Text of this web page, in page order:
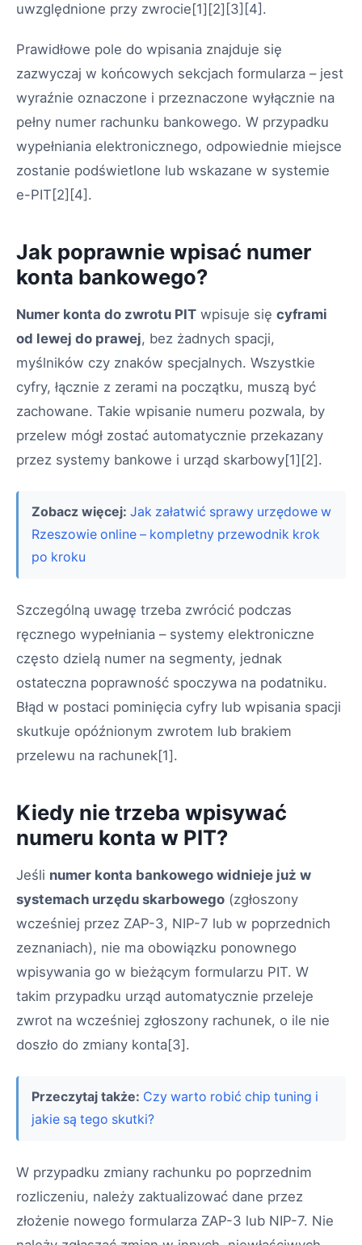
uwzględnione przy zwrocie[1][2][3][4].
Prawidłowe pole do wpisania znajduje się
zazwyczaj w końcowych sekcjach formularza – jest
wyraźnie oznaczone i przeznaczone wyłącznie na
pełny numer rachunku bankowego. W przypadku
wypełniania elektronicznego, odpowiednie miejsce
zostanie podświetlone lub wskazane w systemie
e-PIT[2][4].
Jak poprawnie wpisać numer
konta bankowego?
Numer konta do zwrotu PIT wpisuje się cyframi
od lewej do prawej, bez żadnych spacji,
myślników czy znaków specjalnych. Wszystkie
cyfry, łącznie z zerami na początku, muszą być
zachowane. Takie wpisanie numeru pozwala, by
przelew mógł zostać automatycznie przekazany
przez systemy bankowe i urząd skarbowy[1][2].
Zobacz więcej: Jak załatwić sprawy urzędowe w
Rzeszowie online – kompletny przewodnik krok
po kroku
Szczególną uwagę trzeba zwrócić podczas
ręcznego wypełniania – systemy elektroniczne
często dzielą numer na segmenty, jednak
ostateczna poprawność spoczywa na podatniku.
Błąd w postaci pominięcia cyfry lub wpisania spacji
skutkuje opóźnionym zwrotem lub brakiem
przelewu na rachunek[1].
Kiedy nie trzeba wpisywać
numeru konta w PIT?
Jeśli numer konta bankowego widnieje już w
systemach urzędu skarbowego (zgłoszony
wcześniej przez ZAP-3, NIP-7 lub w poprzednich
zeznaniach), nie ma obowiązku ponownego
wpisywania go w bieżącym formularzu PIT. W
takim przypadku urząd automatycznie przeleje
zwrot na wcześniej zgłoszony rachunek, o ile nie
doszło do zmiany konta[3].
Przeczytaj także: Czy warto robić chip tuning i
jakie są tego skutki?
W przypadku zmiany rachunku po poprzednim
rozliczeniu, należy zaktualizować dane przez
złożenie nowego formularza ZAP-3 lub NIP-7. Nie